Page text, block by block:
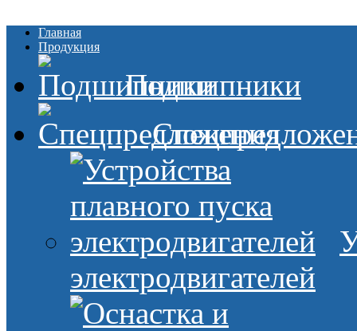
Главная
Продукция
Подшипники
электродвигателей